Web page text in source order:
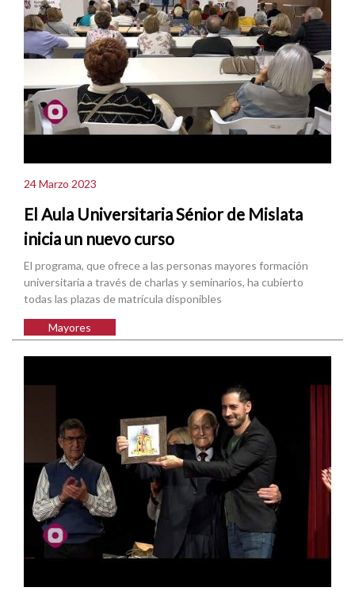
24 Marzo 2023
El Aula Universitaria Sénior de Mislata
inicia un nuevo curso
El programa, que ofrece a las personas mayores formación
universitaria a través de charlas y seminarios, ha cubierto
todas las plazas de matrícula disponibles
Mayores